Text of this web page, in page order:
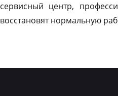
сервисный центр,
восстановят нормальную